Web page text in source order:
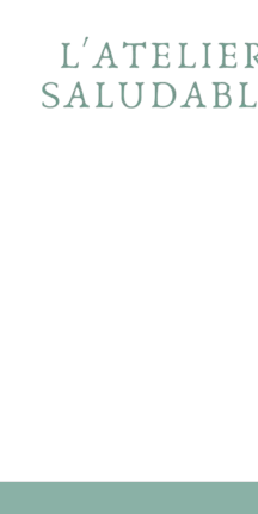
contenido